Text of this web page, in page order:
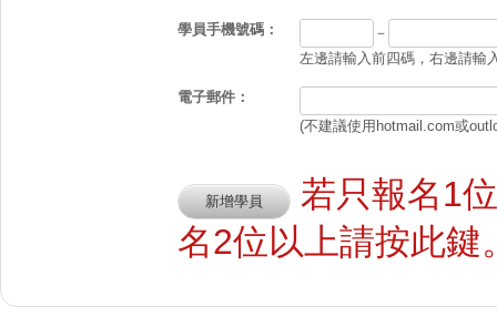
學員手機號碼：
－
左邊請輸入前四碼，右邊請輸
電子郵件：
(不建議使用hotmail.com或
若只報名1
名2位以上請按此鍵